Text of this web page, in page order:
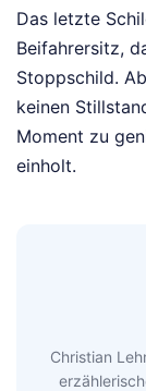
Das letzte
Beifahrersitz,
Stoppschild.
keinen
Moment zu
einholt.
Christian